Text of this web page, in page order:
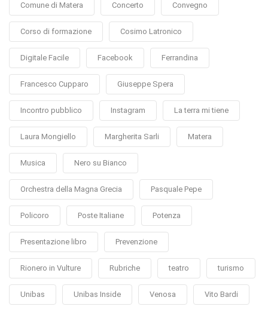
Comune di Matera Concerto Convegno
Corso di formazione Cosimo Latronico
Digitale Facile Facebook Ferrandina
Francesco Cupparo Giuseppe Spera
Incontro pubblico Instagram La terra mi tiene
Laura Mongiello Margherita Sarli Matera
Musica Nero su Bianco
Orchestra della Magna Grecia Pasquale Pepe
Policoro Poste Italiane Potenza
Presentazione libro Prevenzione
Rionero in Vulture Rubriche teatro turismo
Unibas Unibas Inside Venosa Vito Bardi